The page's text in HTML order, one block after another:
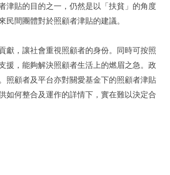
津貼的目的之一，仍然是以「扶貧」的角度
間團體對於照顧者津貼的建議。
獻，讓社會重視照顧者的身份。同時可按照
援，能夠解決照顧者生活上的燃眉之急。政
照顧者及平台亦對關愛基金下的照顧者津貼
如何整合及運作的詳情下，實在難以決定合